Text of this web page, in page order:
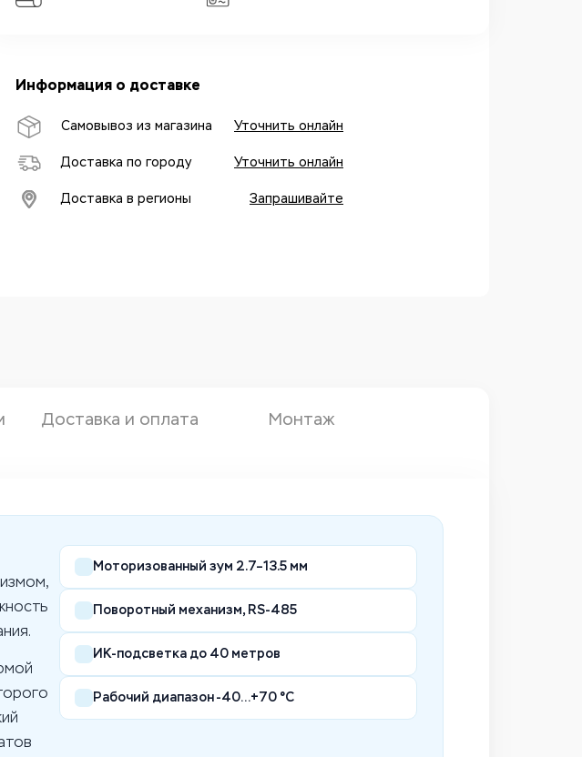
Информация о доставке
Самовывоз из магазина Уточнить онлайн
Доставка по городу Уточнить онлайн
Доставка в регионы Запрашивайте
Доставка и оплата Монтаж
Моторизованный зум 2.7–13.5 мм
Поворотный механизм, RS-485
ИК-подсветка до 40 метров
Рабочий диапазон -40…+70 °C